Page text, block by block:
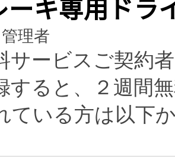
ーキ専用ドラ
理者
サービスご契約
すると、２週間
ている方は以下